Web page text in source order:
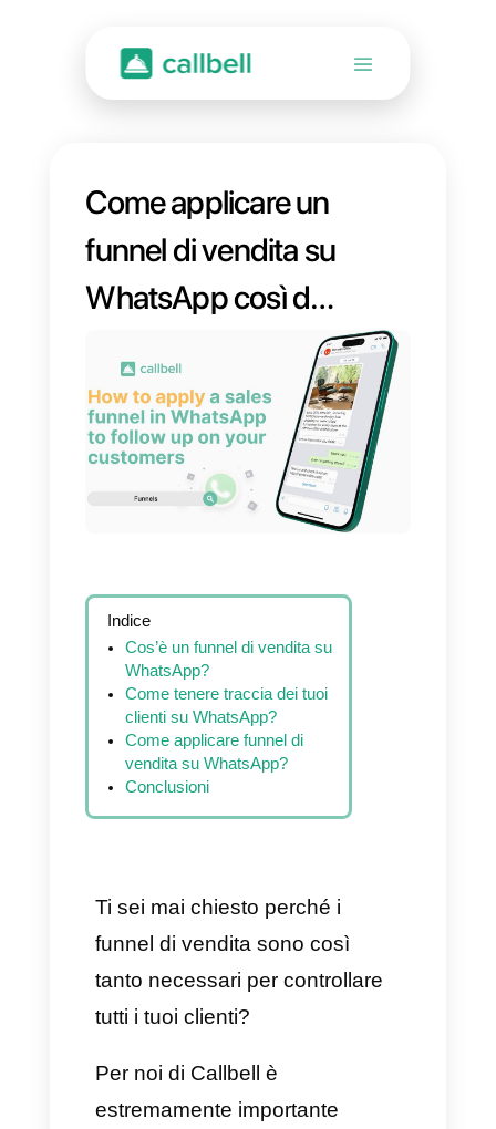
Come applicare un
funnel di vendita su
WhatsApp così da
seguire tutti i tuoi
clienti
Indice
Cos’è un funnel di vendita su
WhatsApp?
Come applicare funnel di
vendita su WhatsApp?
Ti sei mai chiesto perché i